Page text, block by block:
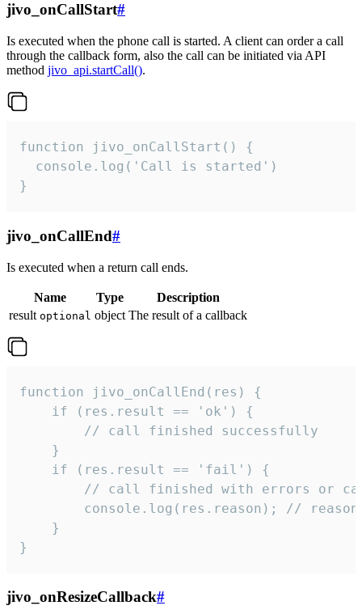
jivo_onCallStart#
Is executed when the phone call is started. A client can order a call
through the callback form, also the call can be initiated via API
method jivo_api.startCall().
function jivo_onCallStart() {
  console.log('Call is started')
}
jivo_onCallEnd#
Is executed when a return call ends.
Name Type
Description
result optional object The result of a callback
function jivo_onCallEnd(res) {
    if (res.result == 'ok') {
        // call finished successfully
    }
    if (res.result == 'fail') {
// call finished with errors or
console.log(res.reason); //
    }
}
jivo_onResizeCallback#